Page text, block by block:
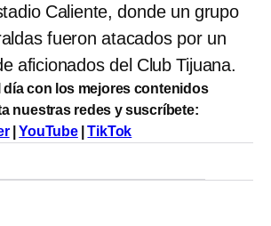
Caliente, donde un grupo
fueron atacados por un
aficionados del Club Tijuana.
día con los mejores contenidos
nuestras redes y suscríbete:
|YouTube|TikTok